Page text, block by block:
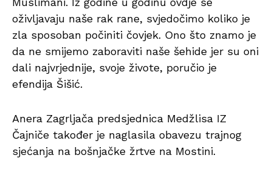
oživljavaju naše rak rane, svjedočimo koliko je
zla sposoban počiniti čovjek. Ono što znamo je
da ne smijemo zaboraviti naše šehide jer su oni
dali najvrjednije, svoje živote, poručio je
efendija Šišić.
Anera Zagrljača predsjednica Medžlisa IZ
Čajniče također je naglasila obavezu trajnog
sjećanja na bošnjačke žrtve na Mostini.